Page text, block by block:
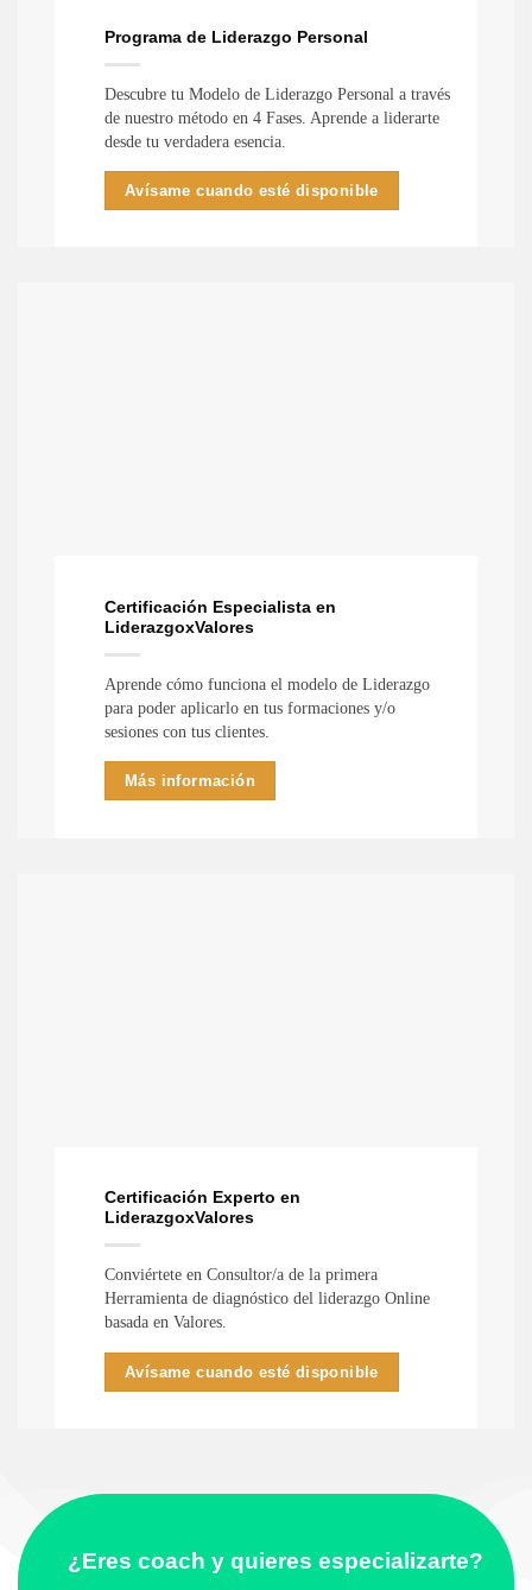
Programa de Liderazgo Personal
Descubre tu Modelo de Liderazgo Personal a través
de nuestro método en 4 Fases. Aprende a liderarte
desde tu verdadera esencia.
Avísame cuando esté disponible
Certificación Especialista en
LiderazgoxValores
Aprende cómo funciona el modelo de Liderazgo
para poder aplicarlo en tus formaciones y/o
sesiones con tus clientes.
Más información
Certificación Experto en
LiderazgoxValores
Conviértete en Consultor/a de la primera
Herramienta de diagnóstico del liderazgo Online
basada en Valores.
Avísame cuando esté disponible
¿Eres coach y quieres especializarte?